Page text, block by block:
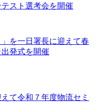
スト選考会を開催
を一日署長に迎えて春
発式を開催
て令和７年度物流セミ